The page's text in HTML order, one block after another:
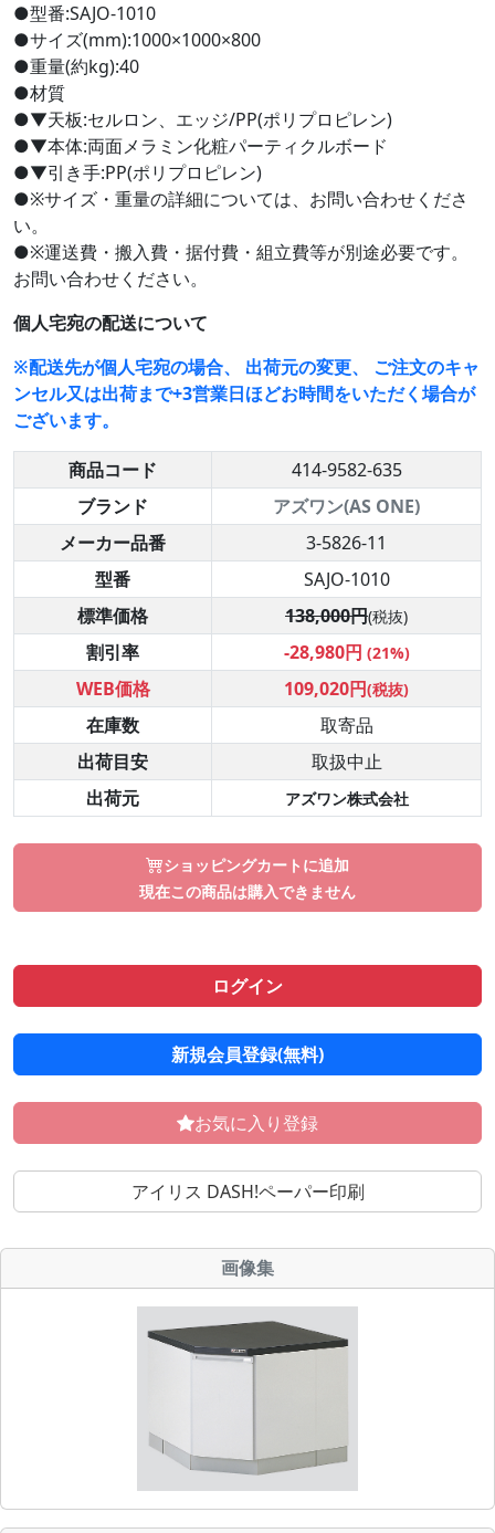
●型番:SAJO-1010
●サイズ(mm):1000×1000×800
●重量(約kg):40
●材質
●▼天板:セルロン、エッジ/PP(ポリプロピレン)
●▼本体:両面メラミン化粧パーティクルボード
●▼引き手:PP(ポリプロピレン)
●※サイズ・重量の詳細については、お問い合わせくださ
い。
●※運送費・搬入費・据付費・組立費等が別途必要です。
お問い合わせください。
個人宅宛の配送について
※配送先が個人宅宛の場合、 出荷元の変更、 ご注文のキャ
ンセル又は出荷まで+3営業日ほどお時間をいただく場合が
ございます。
商品コード
414-9582-635
ブランド
アズワン(AS ONE)
メーカー品番
3-5826-11
型番
SAJO-1010
標準価格
138,000円(税抜)
割引率 -28,980円 (21%)
WEB価格 109,020円(税抜)
在庫数
取寄品
出荷目安
取扱中止
出荷元
アズワン株式会社
ショッピングカートに追加
現在この商品は購入できません
ログイン
新規会員登録(無料)
お気に入り登録
アイリス DASH!ペーパー印刷
画像集